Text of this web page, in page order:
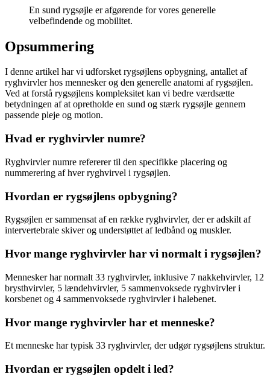
En sund rygsøjle er afgørende for vores generelle
velbefindende og mobilitet.
Opsummering
I denne artikel har vi udforsket rygsøjlens opbygning, antallet af
ryghvirvler hos mennesker og den generelle anatomi af rygsøjlen.
Ved at forstå rygsøjlens kompleksitet kan vi bedre værdsætte
betydningen af at opretholde en sund og stærk rygsøjle gennem
passende pleje og motion.
Hvad er ryghvirvler numre?
Ryghvirvler numre refererer til den specifikke placering og
nummerering af hver ryghvirvel i rygsøjlen.
Hvordan er rygsøjlens opbygning?
Rygsøjlen er sammensat af en række ryghvirvler, der er adskilt af
intervertebrale skiver og understøttet af ledbånd og muskler.
Hvor mange ryghvirvler har vi normalt i rygsøjlen?
Mennesker har normalt 33 ryghvirvler, inklusive 7 nakkehvirvler, 12
brysthvirvler, 5 lændehvirvler, 5 sammenvoksede ryghvirvler i
korsbenet og 4 sammenvoksede ryghvirvler i halebenet.
Hvor mange ryghvirvler har et menneske?
Et menneske har typisk 33 ryghvirvler, der udgør rygsøjlens struktur.
Hvordan er rygsøjlen opdelt i led?